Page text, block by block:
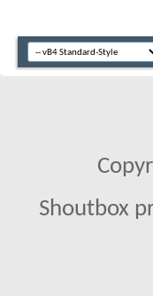
Shoutbox